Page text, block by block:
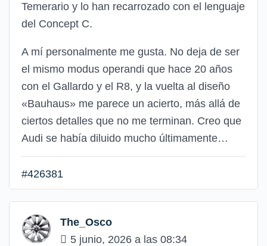
Temerario y lo han recarrozado con el lenguaje
del Concept C.
A mí personalmente me gusta. No deja de ser
el mismo modus operandi que hace 20 años
con el Gallardo y el R8, y la vuelta al diseño
«Bauhaus» me parece un acierto, más allá de
ciertos detalles que no me terminan. Creo que
Audi se había diluido mucho últimamente…
#426381
The_Osco
5 junio, 2026 a las 08:34